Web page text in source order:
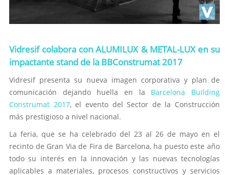
Vidresif colabora con ALUMILUX & METAL-LUX en su
impactante stand de la BBConstrumat 2017
Vidresif presenta su nueva imagen corporativa y plan de
comunicación dejando huella en la Barcelona Building
Construmat 2017, el evento del Sector de la Construcción
más prestigioso a nivel nacional.
La feria, que se ha celebrado del 23 al 26 de mayo en el
recinto de Gran Via de Fira de Barcelona, ​​ha puesto este año
todo su interés en la innovación y las nuevas tecnologías
aplicables a materiales, procesos constructivos y servicios